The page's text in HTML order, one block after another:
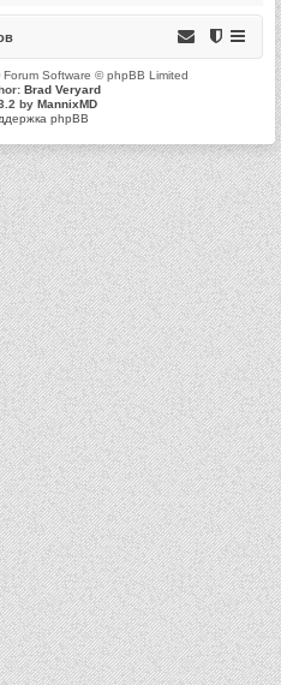
Forum Software © phpBB Limited
Brad Veryard
by MannixMD
phpBB